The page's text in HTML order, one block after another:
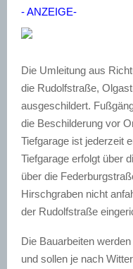
- ANZEIGE-
Die Umleitung aus
die Rudolfstraße,
ausgeschildert.
die Beschilderung vor
Tiefgarage ist jederzeit
Tiefgarage erfolgt über
über die
Hirschgraben nicht
der Rudolfstraße
Die Bauarbeiten
und sollen je nach